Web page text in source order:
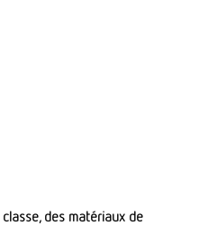
des matériaux de